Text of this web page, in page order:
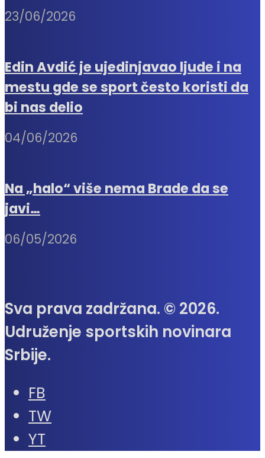
23/06/2026
Edin Avdić je ujedinjavao ljude i na
mestu gde se sport često koristi da
bi nas delio
04/06/2026
Na „halo“ više nema Brade da se
javi…
06/05/2026
Sva prava zadržana. © 2026.
Udruženje sportskih novinara
Srbije.
FB
TW
YT